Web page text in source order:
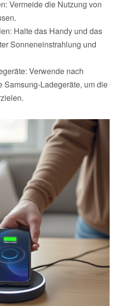
Vermeide die Nutzung von
Halte das Handy und das
Sonneneinstrahlung und
Verwende nach
Samsung-Ladegeräte, um die